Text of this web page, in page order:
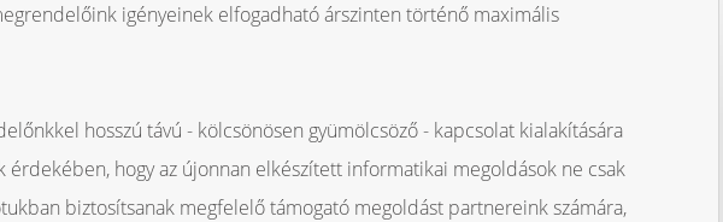
igényeinek elfogadható árszinten történő maximális
hosszú távú - kölcsönösen gyümölcsöző - kapcsolat kialakítására
érdekében, hogy az újonnan elkészített informatikai megoldások ne csak
biztosítsanak megfelelő támogató megoldást partnereink számára,